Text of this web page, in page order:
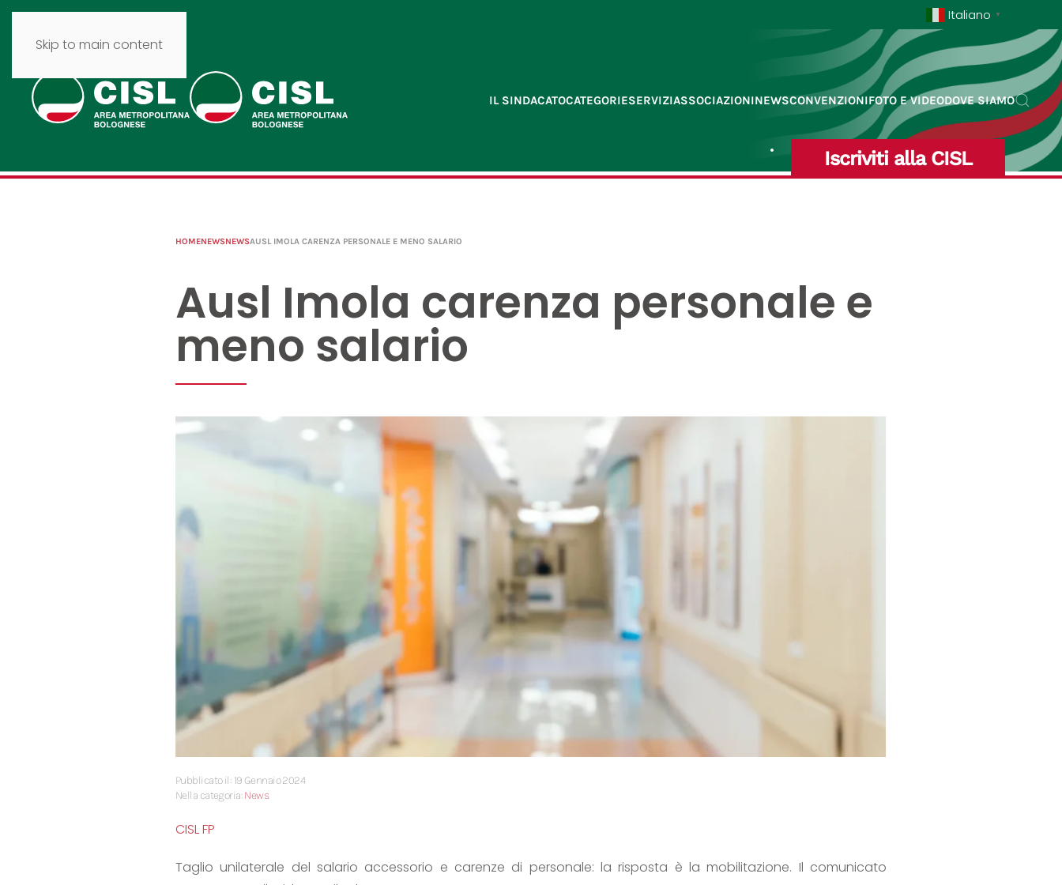
Skip to main content
Italiano ▼
IL SINDACATOCATEGORIESERVIZIASSOCIAZIONINEWSCONVENZIONIFOTO E VIDEODOVE SIAMO
Iscriviti alla CISL
HOMENEWSNEWSAUSL IMOLA CARENZA PERSONALE E MENO SALARIO
Ausl Imola carenza personale e
meno salario
Pubblicato il: 19 Gennaio 2024
Nella categoria:News
CISL FP
Taglio unilaterale del salario accessorio e carenze di personale: la risposta è la mobilitazione. Il comunicato